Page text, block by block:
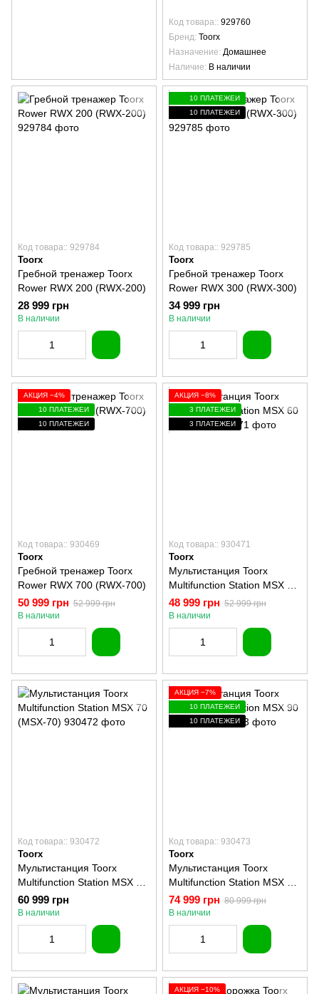
Код товара: 929760
Бренд Toorx
Назначение Домашнее
Наличие
В наличии
Код товара:: 929784
Toorx
Гребной тренажер Toorx
Rower RWX 200 (RWX-200)
28 999 грн
В наличии
10 ПЛАТЕЖЕЙ
10 ПЛАТЕЖЕЙ
Код товара:: 929785
Toorx
Гребной тренажер Toorx
Rower RWX 300 (RWX-300)
34 999 грн
В наличии
АКЦИЯ −4%
10 ПЛАТЕЖЕЙ
10 ПЛАТЕЖЕЙ
Код товара:: 930469
Toorx
Гребной тренажер Toorx
Rower RWX 700 (RWX-700)
50 999 грн 52 999 грн
В наличии
АКЦИЯ −8%
3 ПЛАТЕЖЕЙ
3 ПЛАТЕЖЕЙ
Код товара:: 930471
Toorx
Мультистанция Toorx
Multifunction Station MSX 60
(MSX-60)
48 999 грн 52 999 грн
В наличии
Код товара:: 930472
Toorx
Мультистанция Toorx
Multifunction Station MSX 70
(MSX-70)
60 999 грн
В наличии
АКЦИЯ −7%
10 ПЛАТЕЖЕЙ
10 ПЛАТЕЖЕЙ
Код товара:: 930473
Toorx
Мультистанция Toorx
Multifunction Station MSX 90
(MSX-90)
74 999 грн 80 999 грн
В наличии
АКЦИЯ −10%